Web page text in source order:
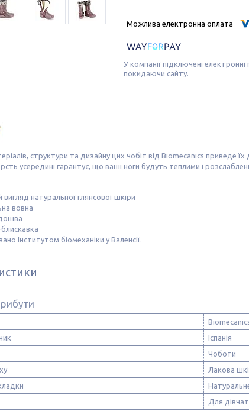
У компанії підключені
покидаючи сайту.
структури та дизайну цих чобіт від Biomecanics приведе
усередині гарантує, що ваші ноги будуть теплими і
вигляд натуральної глянсової шкіри
вовна
Інститутом біомеханіки у Валенсії.
Іспанія
Чоботи
Лакова
Для